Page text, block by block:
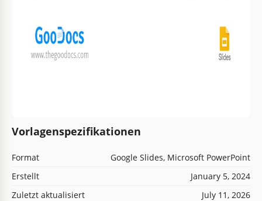
Vorlagenspezifikationen
Format
Google Slides, Microsoft PowerPoint
Erstellt
January 5, 2024
Zuletzt aktualisiert
July 11, 2026